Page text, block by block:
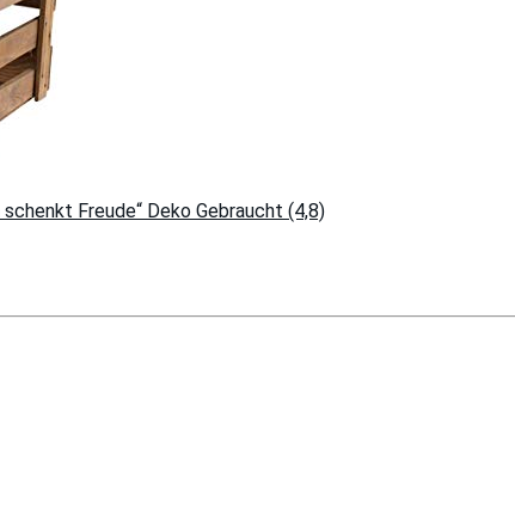
Freude“ Deko Gebraucht (4,8)